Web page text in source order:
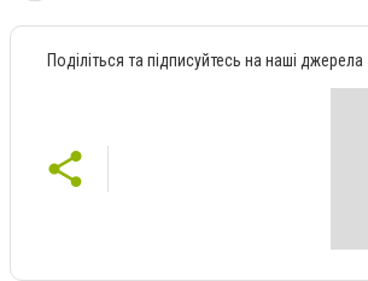
Поділіться та підписуйтесь на наші джерела